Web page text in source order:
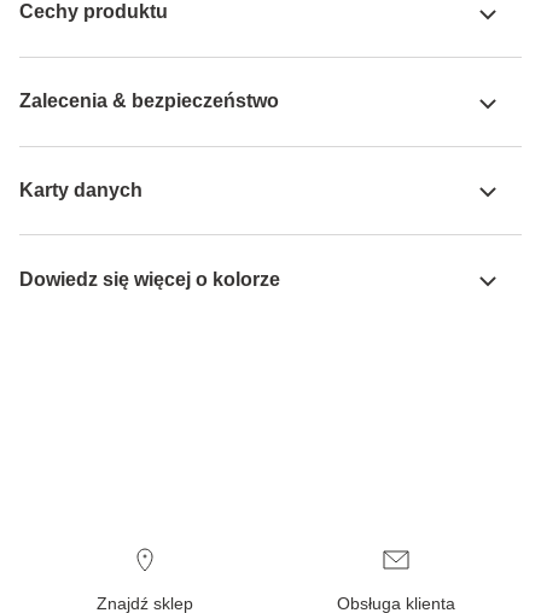
Cechy produktu
Zalecenia & bezpieczeństwo
Karty danych
Dowiedz się więcej o kolorze
Znajdź sklep Obsługa klienta